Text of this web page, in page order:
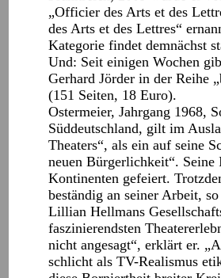
„Officier des Arts et des
des Arts et des Lettres“
Kategorie findet demnächst
Und: Seit einigen Wochen
Gerhard Jörder in der Reihe
(151 Seiten, 18 Euro).
Ostermeier, Jahrgang 1968,
Süddeutschland, gilt im
Theaters“, als ein auf seine
neuen Bürgerlichkeit“. Seine
Kontinenten gefeiert.
beständig an seiner Arbeit,
Lillian Hellmans
faszinierendsten
nicht angesagt“, erklärt er.
schlicht als TV-Realismus